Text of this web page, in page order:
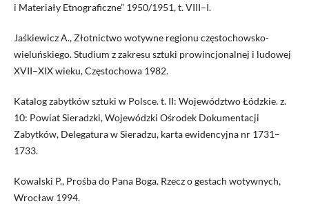
i Materiały Etnograficzne” 1950/1951, t. VIII–I.
Jaśkiewicz A., Złotnictwo wotywne regionu częstochowsko-
wieluńskiego. Studium z zakresu sztuki prowincjonalnej i ludowej
XVII–XIX wieku, Częstochowa 1982.
Katalog zabytków sztuki w Polsce. t. II: Województwo Łódzkie. z.
10: Powiat Sieradzki, Wojewódzki Ośrodek Dokumentacji
Zabytków, Delegatura w Sieradzu, karta ewidencyjna nr 1731–
1733.
Kowalski P., Prośba do Pana Boga. Rzecz o gestach wotywnych,
Wrocław 1994.